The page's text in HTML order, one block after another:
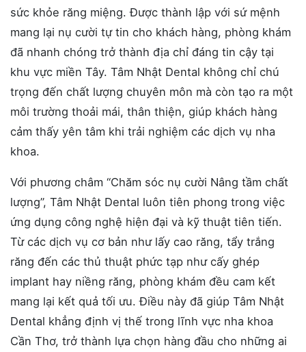
sức khỏe răng miệng. Được thành lập với sứ mệnh
mang lại nụ cười tự tin cho khách hàng, phòng khám
đã nhanh chóng trở thành địa chỉ đáng tin cậy tại
khu vực miền Tây. Tâm Nhật Dental không chỉ chú
trọng đến chất lượng chuyên môn mà còn tạo ra một
môi trường thoải mái, thân thiện, giúp khách hàng
cảm thấy yên tâm khi trải nghiệm các dịch vụ nha
khoa.
Với phương châm “Chăm sóc nụ cười Nâng tầm chất
lượng”, Tâm Nhật Dental luôn tiên phong trong việc
ứng dụng công nghệ hiện đại và kỹ thuật tiên tiến.
Từ các dịch vụ cơ bản như lấy cao răng, tẩy trắng
răng đến các thủ thuật phức tạp như cấy ghép
implant hay niềng răng, phòng khám đều cam kết
mang lại kết quả tối ưu. Điều này đã giúp Tâm Nhật
Dental khẳng định vị thế trong lĩnh vực nha khoa
Cần Thơ, trở thành lựa chọn hàng đầu cho những ai